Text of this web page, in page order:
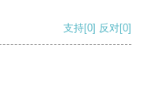
支持[0] 反对[0]